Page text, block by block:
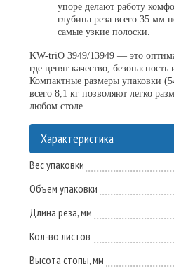
упоре делают работу
глубина реза всего 35 мм
самые узкие полоски.
KW-triO 3949/13949 — это
где ценят качество,
Компактные размеры упаковки
всего 8,1 кг позволяют легко
любом столе.
Характеристика
Вес упаковки
Объем упаковки
Длина реза, мм
Кол-во листов
Высота стопы, мм